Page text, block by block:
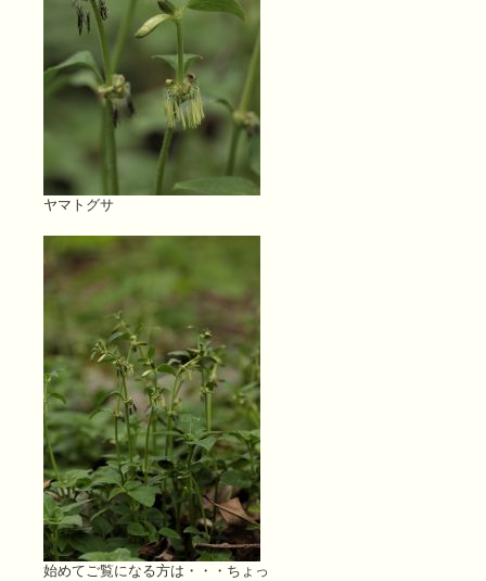
ヤマトグサ
始めてご覧になる方は・・・ちょっ